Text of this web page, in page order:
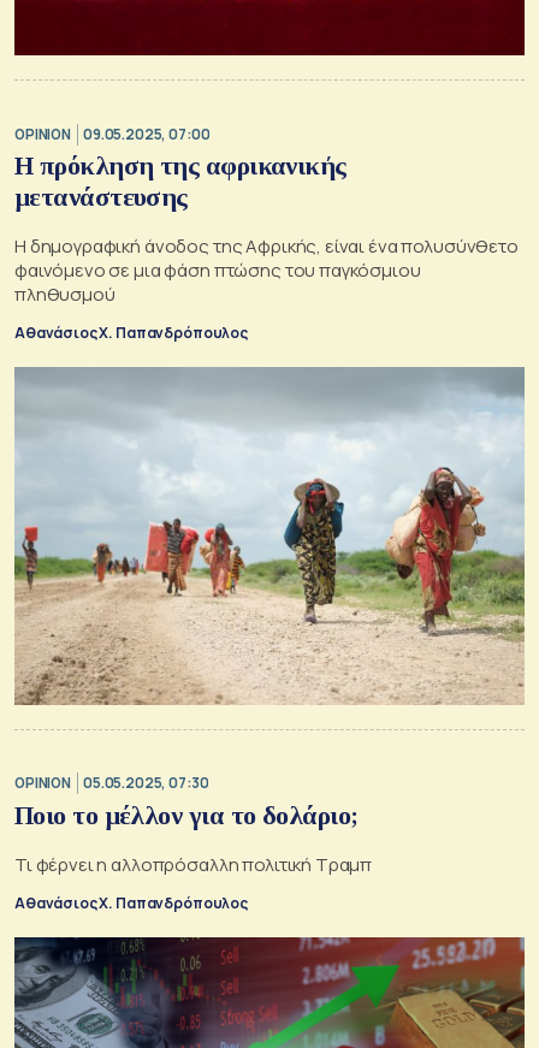
OPINION 09.05.2025, 07:00
Η πρόκληση της αφρικανικής
μετανάστευσης
Η δημογραφική άνοδος της Αφρικής, είναι ένα πολυσύνθετο
φαινόμενο σε μια φάση πτώσης του παγκόσμιου
πληθυσμού
Αθανάσιος Χ. Παπανδρόπουλος
OPINION 05.05.2025, 07:30
Ποιο το μέλλον για το δολάριο;
Τι φέρνει η αλλοπρόσαλλη πολιτική Τραμπ
Αθανάσιος Χ. Παπανδρόπουλος